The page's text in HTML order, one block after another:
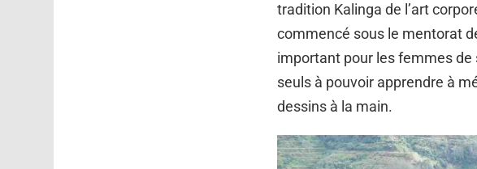
tradition Kalinga de l’art
commencé sous le mentorat
important pour les femmes
seuls à pouvoir apprendre à
dessins à la main.